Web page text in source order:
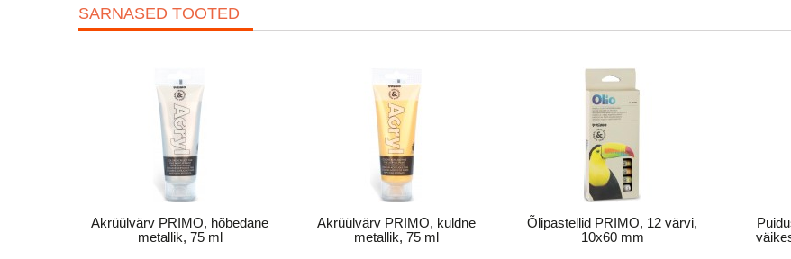
SARNASED TOOTED
Akrüülvärv PRIMO, hõbedane
metallik, 75 ml
Akrüülvärv PRIMO, kuldne
metallik, 75 ml
Õlipastellid PRIMO, 12 värvi,
10x60 mm